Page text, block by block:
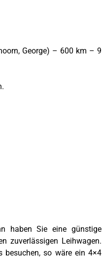
George) – 600 km – 9
haben Sie eine günstige
zuverlässigen Leihwagen.
besuchen, so wäre ein 4×4